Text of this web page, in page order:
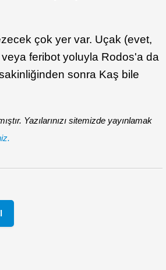
çok yer var. Uçak (evet,
veya feribot yoluyla Rodos'a da
sonra Kaş bile
Yazılarınızı sitemizde yayınlamak